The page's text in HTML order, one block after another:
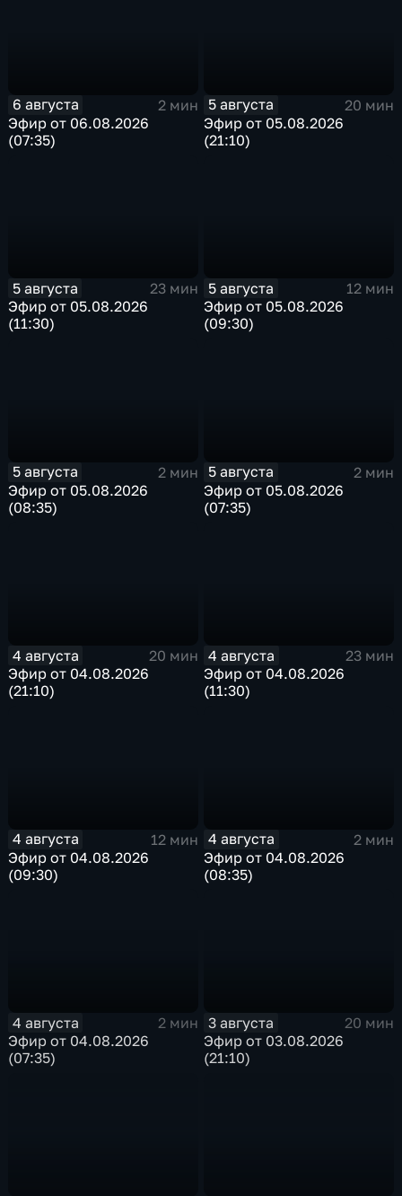
6 августа
2 мин
Эфир от 06.08.2026
(07:35)
5 августа
20 мин
Эфир от 05.08.2026
(21:10)
5 августа
23 мин
Эфир от 05.08.2026
(11:30)
5 августа
12 мин
Эфир от 05.08.2026
(09:30)
5 августа
2 мин
Эфир от 05.08.2026
(08:35)
5 августа
2 мин
Эфир от 05.08.2026
(07:35)
4 августа
20 мин
Эфир от 04.08.2026
(21:10)
4 августа
23 мин
Эфир от 04.08.2026
(11:30)
4 августа
12 мин
Эфир от 04.08.2026
(09:30)
4 августа
2 мин
Эфир от 04.08.2026
(08:35)
4 августа
2 мин
Эфир от 04.08.2026
(07:35)
3 августа
20 мин
Эфир от 03.08.2026
(21:10)